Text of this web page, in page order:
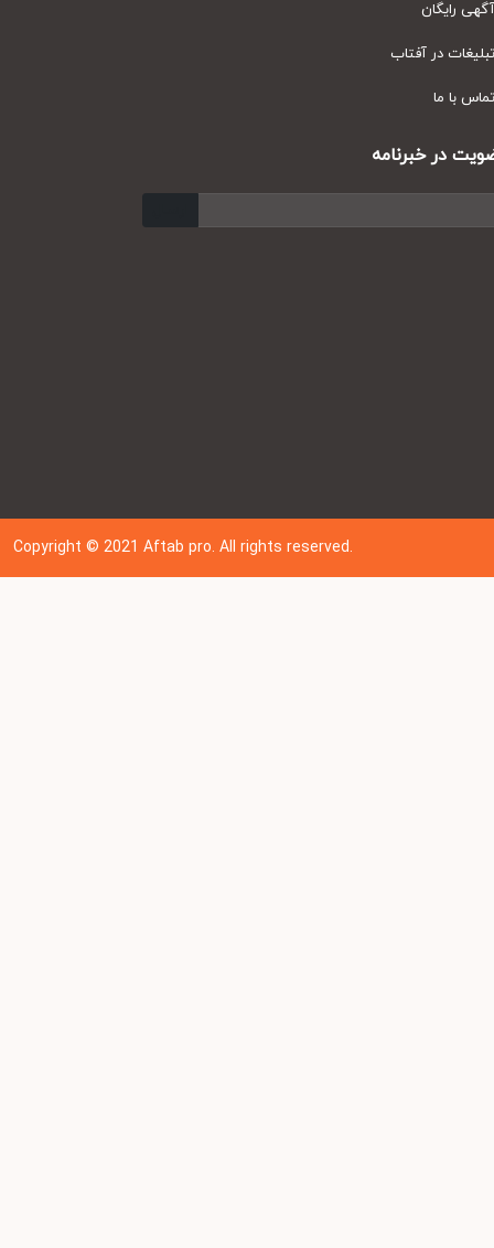
رایگان
در آفتاب
با ما
در خبرنامه
Copyright © 202 1Aftab pro. All rights reserved.